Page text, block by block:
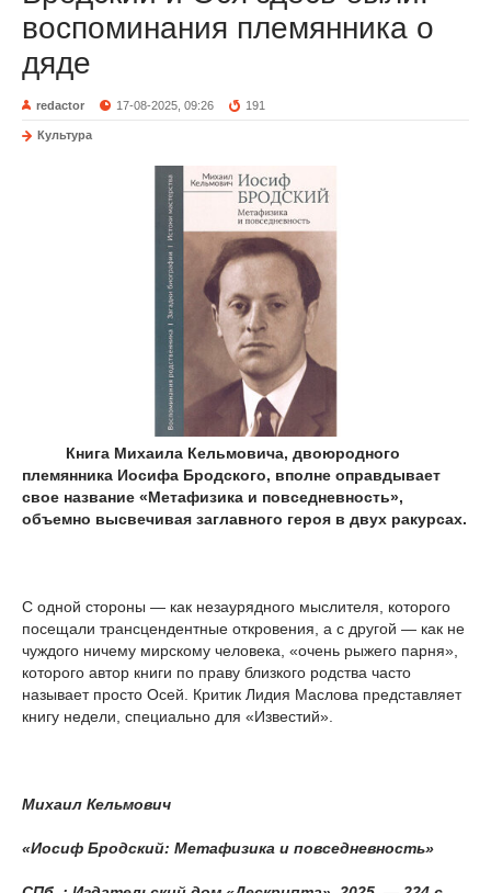
воспоминания племянника о
дяде
redactor 17-08-2025, 09:26 191
Культура
Книга Михаила Кельмовича, двоюродного
племянника Иосифа Бродского, вполне оправдывает
свое название «Метафизика и повседневность»,
объемно высвечивая заглавного героя в двух ракурсах.
С одной стороны — как незаурядного мыслителя, которого
посещали трансцендентные откровения, а с другой — как не
чуждого ничему мирскому человека, «очень рыжего парня»,
которого автор книги по праву близкого родства часто
называет просто Осей. Критик Лидия Маслова представляет
книгу недели, специально для «Известий».
Михаил Кельмович
«Иосиф Бродский: Метафизика и повседневность»